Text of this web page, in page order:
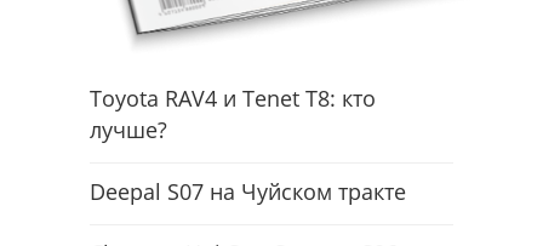
Toyota RAV4 и Tenet T8: кто
лучше?
Deepal S07 на Чуйском тракте